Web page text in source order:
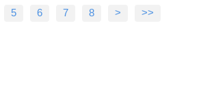
5 6 7 8 > >>